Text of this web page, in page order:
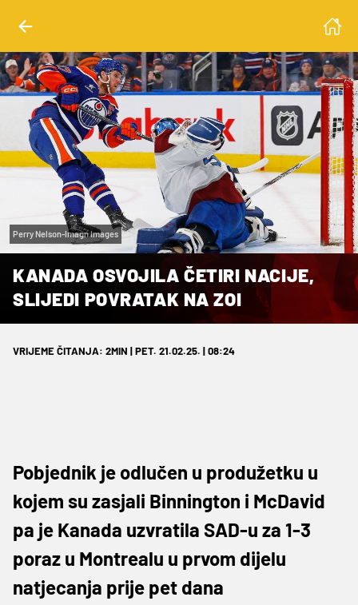
Perry Nelson-Imagn Images
KANADA OSVOJILA ČETIRI NACIJE,
SLIJEDI POVRATAK NA ZOI
VRIJEME ČITANJA: 2MIN | PET. 21.02.25. | 08:24
Pobjednik je odlučen u produžetku u
kojem su zasjali Binnington i McDavid
pa je Kanada uzvratila SAD-u za 1-3
poraz u Montrealu u prvom dijelu
natjecanja prije pet dana